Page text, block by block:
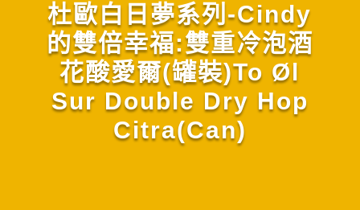
杜歐白日夢系列-Cindy
的雙倍幸福:雙重冷泡酒
花酸愛爾(罐裝)To Øl
Sur Double Dry Hop
Citra(Can)